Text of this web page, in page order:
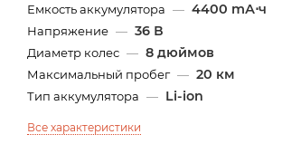
Емкость аккумулятора — 4400 mА⋅ч
Напряжение — 36 В
Диаметр колес — 8 дюймов
Максимальный пробег — 20 км
Тип аккумулятора — Li-ion
Все характеристики